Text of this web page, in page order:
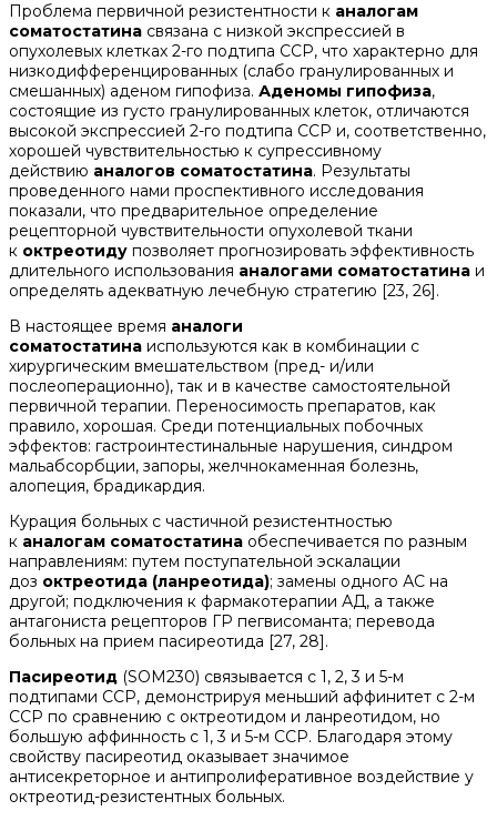
Проблема первичной резистентности к аналогам
соматостатина связана с низкой экспрессией в
опухолевых клетках 2-го подтипа ССР, что характерно для
низкодифференцированных (слабо гранулированных и
смешанных) аденом гипофиза. Аденомы гипофиза,
состоящие из густо гранулированных клеток, отличаются
высокой экспрессией 2-го подтипа ССР и, соответственно,
хорошей чувствительностью к супрессивному
действию аналогов соматостатина. Результаты
проведенного нами проспективного исследования
показали, что предварительное определение
рецепторной чувствительности опухолевой ткани
к октреотиду позволяет прогнозировать эффективность
длительного использования аналогами соматостатина и
определять адекватную лечебную стратегию [23, 26].
В настоящее время аналоги
соматостатина используются как в комбинации с
хирургическим вмешательством (пред- и/или
послеоперационно), так и в качестве самостоятельной
первичной терапии. Переносимость препаратов, как
правило, хорошая. Среди потенциальных побочных
эффектов: гастроинтестинальные нарушения, синдром
мальабсорбции, запоры, желчнокаменная болезнь,
алопеция, брадикардия.
Курация больных с частичной резистентностью
к аналогам соматостатина обеспечивается по разным
направлениям: путем поступательной эскалации
доз октреотида (ланреотида); замены одного АС на
другой; подключения к фармакотерапии АД, а также
антагониста рецепторов ГР пегвисоманта; перевода
больных на прием пасиреотида [27, 28].
Пасиреотид (SOM230) связывается с 1, 2, 3 и 5-м
подтипами ССР, демонстрируя меньший аффинитет с 2-м
ССР по сравнению с октреотидом и ланреотидом, но
большую аффинность с 1, 3 и 5-м ССР. Благодаря этому
свойству пасиреотид оказывает значимое
антисекреторное и антипролиферативное воздействие у
октреотид-резистентных больных.